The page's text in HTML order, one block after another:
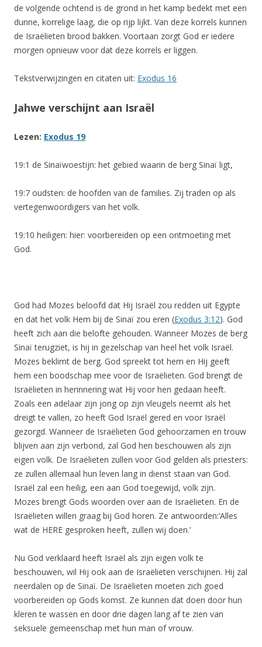
de volgende ochtend is de grond in het kamp bedekt met een
dunne, korrelige laag, die op rijp lijkt. Van deze korrels kunnen
de Israëlieten brood bakken. Voortaan zorgt God er iedere
morgen opnieuw voor dat deze korrels er liggen.
Tekstverwijzingen en citaten uit: Exodus 16
Jahwe verschijnt aan Israël
Lezen: Exodus 19
19:1 de Sinaïwoestijn: het gebied waarin de berg Sinaï ligt,
19:7 oudsten: de hoofden van de families. Zij traden op als
vertegenwoordigers van het volk.
19:10 heiligen: hier: voorbereiden op een ontmoeting met
God.
God had Mozes beloofd dat Hij Israël zou redden uit Egypte
en dat het volk Hem bij de Sinaï zou eren (Exodus 3:12). God
heeft zich aan die belofte gehouden. Wanneer Mozes de berg
Sinaï terugziet, is hij in gezelschap van heel het volk Israël.
Mozes beklimt de berg. God spreekt tot hem en Hij geeft
hem een boodschap mee voor de Israëlieten. God brengt de
Israëlieten in herinnering wat Hij voor hen gedaan heeft.
Zoals een adelaar zijn jong op zijn vleugels neemt als het
dreigt te vallen, zo heeft God Israël gered en voor Israël
gezorgd. Wanneer de Israëlieten God gehoorzamen en trouw
blijven aan zijn verbond, zal God hen beschouwen als zijn
eigen volk. De Israëlieten zullen voor God gelden als priesters:
ze zullen allemaal hun leven lang in dienst staan van God.
Israël zal een heilig, een aan God toegewijd, volk zijn.
Mozes brengt Gods woorden over aan de Israëlieten. En de
Israëlieten willen graag bij God horen. Ze antwoorden:’Alles
wat de HERE gesproken heeft, zullen wij doen.’
Nu God verklaard heeft Israël als zijn eigen volk te
beschouwen, wil Hij ook aan de Israëlieten verschijnen. Hij zal
neerdalen op de Sinaï. De Israëlieten moeten zich goed
voorbereiden op Gods komst. Ze kunnen dat doen door hun
kleren te wassen en door drie dagen lang af te zien van
seksuele gemeenschap met hun man of vrouw.